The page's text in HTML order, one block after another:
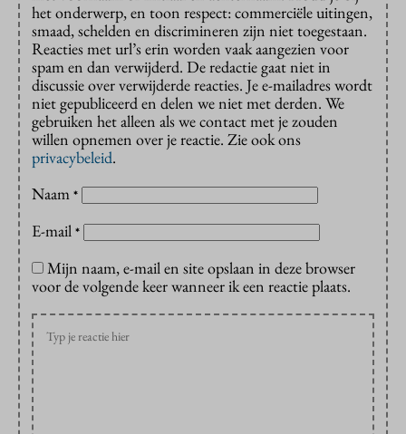
het onderwerp, en toon respect: commerciële uitingen,
smaad, schelden en discrimineren zijn niet toegestaan.
Reacties met url’s erin worden vaak aangezien voor
spam en dan verwijderd. De redactie gaat niet in
discussie over verwijderde reacties. Je e-mailadres wordt
niet gepubliceerd en delen we niet met derden. We
gebruiken het alleen als we contact met je zouden
willen opnemen over je reactie. Zie ook ons
privacybeleid.
Naam *
E-mail *
Mijn naam, e-mail en site opslaan in deze browser
voor de volgende keer wanneer ik een reactie plaats.